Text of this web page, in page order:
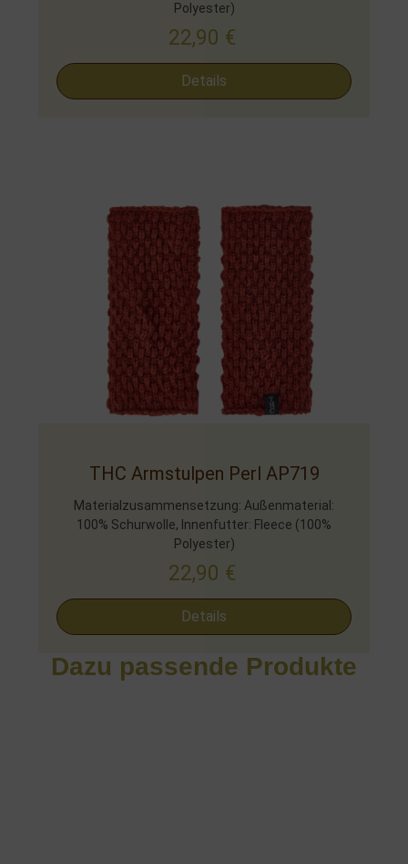
Polyester)
22,90 €
Details
THC Armstulpen Perl AP719
Materialzusammensetzung: Außenmaterial:
100% Schurwolle, Innenfutter: Fleece (100%
Polyester)
22,90 €
Details
Dazu passende Produkte